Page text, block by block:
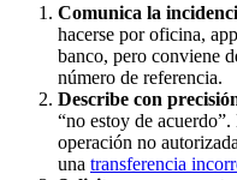
Comunica la
hacerse por oficina,
banco, pero conviene
número de referencia.
Describe con
“no estoy de
operación no
una transferencia